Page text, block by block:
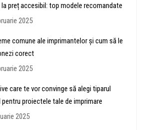
preț accesibil: top modele recomandate
2025
comune ale imprimantelor și cum să le
corect
2025
care te vor convinge să alegi tiparul
proiectele tale de imprimare
2025